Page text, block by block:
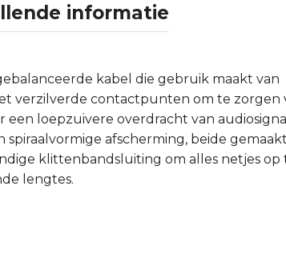
informatie
kabel die gebruik maakt van
verzilverde contactpunten om te zorgen
loepzuivere overdracht van
afscherming, beide
klittenbandsluiting om alles netjes op
lengtes.